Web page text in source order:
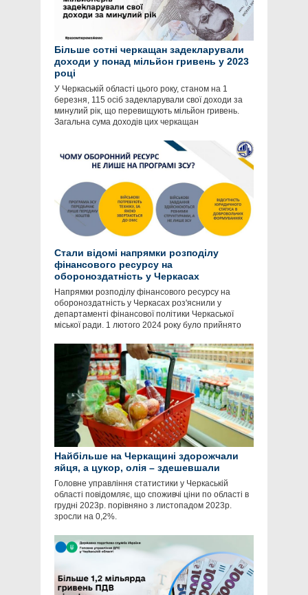
Більше сотні черкащан задекларували
доходи у понад мільйон гривень у 2023
році
У Черкаській області цього року, станом на 1
березня, 115 осіб задекларували свої доходи за
минулий рік, що перевищують мільйон гривень.
Загальна сума доходів цих черкащан
Стали відомі напрямки розподілу
фінансового ресурсу на
обороноздатність у Черкасах
Напрямки розподілу фінансового ресурсу на
обороноздатність у Черкасах роз'яснили у
департаменті фінансової політики Черкаської
міської ради. 1 лютого 2024 року було прийнято
Найбільше на Черкащині здорожчали
яйця, а цукор, олія – здешевшали
Головне управління статистики у Черкаській
області повідомляє, що споживчі ціни по області в
грудні 2023р. порівняно з листопадом 2023р.
зросли на 0,2%.